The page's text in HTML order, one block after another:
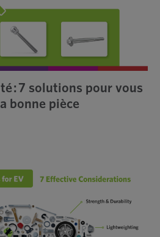
: 7 solutions pour vous
bonne pièce